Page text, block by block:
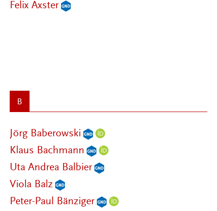
Felix Axster
B
Jörg Baberowski
Klaus Bachmann
Uta Andrea Balbier
Viola Balz
Peter-Paul Bänziger